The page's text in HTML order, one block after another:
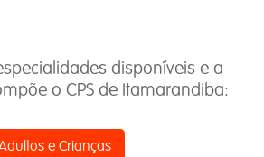
disponíveis e a
o CPS de Itamarandiba:
e Crianças